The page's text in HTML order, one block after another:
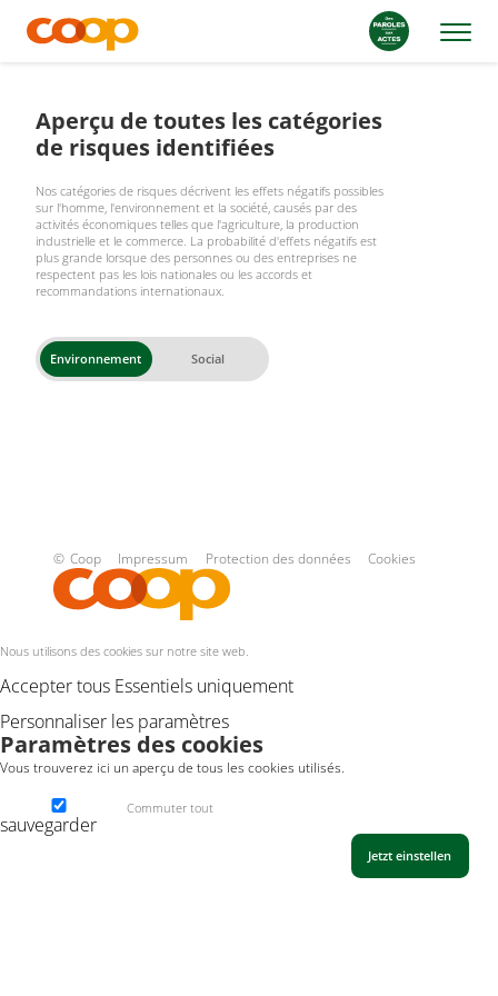
Aperçu de toutes les catégories
de risques identifiées
Nos catégories de risques décrivent les effets négatifs possibles
sur l'homme, l'environnement et la société, causés par des
activités économiques telles que l'agriculture, la production
industrielle et le commerce. La probabilité d'effets négatifs est
plus grande lorsque des personnes ou des entreprises ne
respectent pas les lois nationales ou les accords et
recommandations internationaux.
Environnement Social
© Coop Impressum Protection des données Cookies
Nous utilisons des cookies sur notre site web.
Accepter tous Essentiels uniquement
Personnaliser les paramètres
Paramètres des cookies
Vous trouverez ici un aperçu de tous les cookies utilisés.
Commuter tout
sauvegarder
Jetzt einstellen